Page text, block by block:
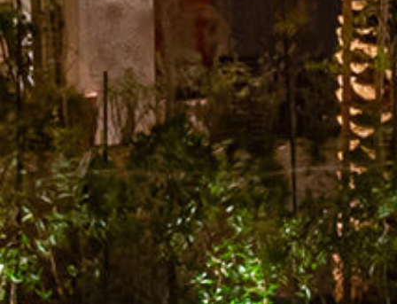
الصفحة الرئيسية
قصتنا
قائمة الطعام
فرعنا
صالات الطعام الخاصة
وظائف